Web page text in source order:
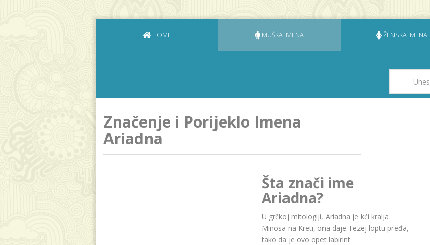
HOME MUŠKA IMENA ŽENSKA IMENA
Značenje i Porijeklo Imena
Ariadna
Šta znači ime
Ariadna?
U grčkoj mitologiji, Ariadna je kći kralja
Minosa na Kreti, ona daje Tezej loptu pređa,
tako da je ovo opet labirint